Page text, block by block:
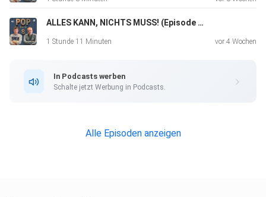
ALLES KANN, NICHTS MUSS! (Episode 232)
1 Stunde 11 Minuten vor 4 Wochen
In Podcasts werben
Schalte jetzt Werbung in Podcasts.
Alle Episoden anzeigen